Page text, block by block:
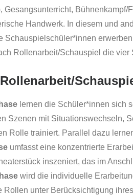
Gesangsunterricht,
Handwerk. In diesem und
Schauspielschüler*innen
Rollenarbeit/Schauspiel die
lernen die Schüler*innen sich
Szenen mit Situationswechseln,
Rolle trainiert. Parallel dazu
umfasst eine konzentrierte
inszeniert, das im
wird die individuelle
Rollen unter Berücksichtigung